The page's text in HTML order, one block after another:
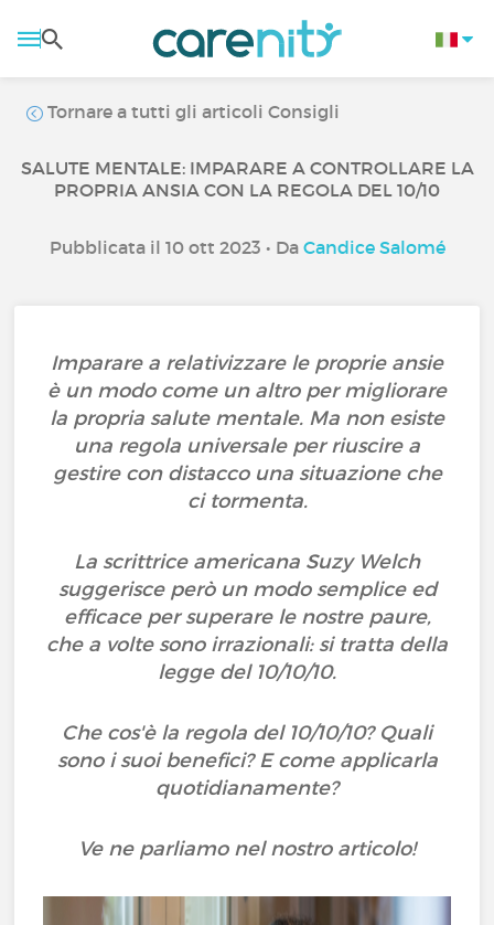
Tornare a tutti gli articoli Consigli
SALUTE MENTALE: IMPARARE A CONTROLLARE LA
PROPRIA ANSIA CON LA REGOLA DEL 10/10
Pubblicata il 10 ott 2023 • Da Candice Salomé
Imparare a relativizzare le proprie ansie
è un modo come un altro per migliorare
la propria salute mentale. Ma non esiste
una regola universale per riuscire a
gestire con distacco una situazione che
ci tormenta.
La scrittrice americana Suzy Welch
suggerisce però un modo semplice ed
efficace per superare le nostre paure,
che a volte sono irrazionali: si tratta della
legge del 10/10/10.
Che cos'è la regola del 10/10/10? Quali
sono i suoi benefici? E come applicarla
quotidianamente?
Ve ne parliamo nel nostro articolo!